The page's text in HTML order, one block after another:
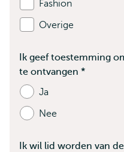
Fashion
Overige
Ik geef toestemming
te ontvangen *
Ja
Nee
Ik wil lid worden van